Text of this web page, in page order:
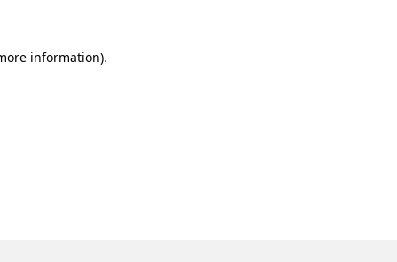
information).